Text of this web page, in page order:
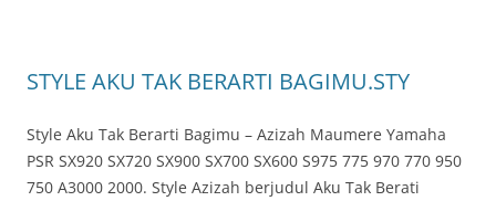
STYLE AKU TAK BERARTI BAGIMU.STY
Style Aku Tak Berarti Bagimu – Azizah Maumere Yamaha
PSR SX920 SX720 SX900 SX700 SX600 S975 775 970 770 950
750 A3000 2000. Style Azizah berjudul Aku Tak Berati